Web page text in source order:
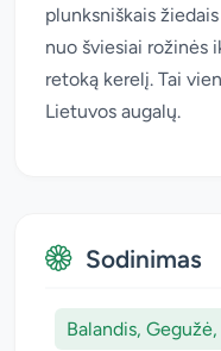
plunksniškais
nuo šviesiai rožinės
retoką kerelį. Tai
Lietuvos augalų.
Sodinimas
Balandis,